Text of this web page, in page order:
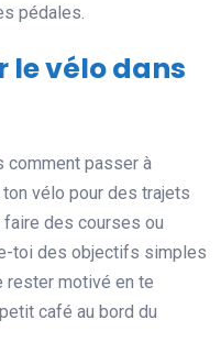
pédales.
le vélo dans
comment passer à
vélo pour des trajets
des courses ou
toi des objectifs simples
rester motivé en te
café au bord du